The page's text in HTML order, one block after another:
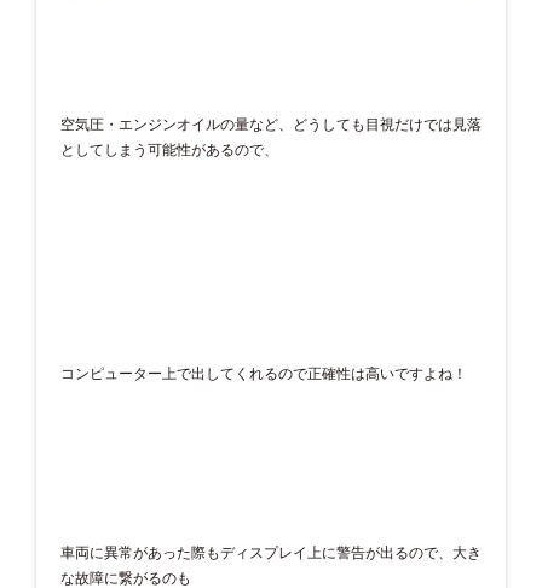
空気圧・エンジンオイルの量など、どうしても目視だけでは見落
としてしまう可能性があるので、
コンピューター上で出してくれるので正確性は高いですよね！
車両に異常があった際もディスプレイ上に警告が出るので、大き
な故障に繋がるのも